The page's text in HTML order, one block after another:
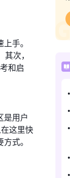
手。
次，
和启
是用户
这里快
式。